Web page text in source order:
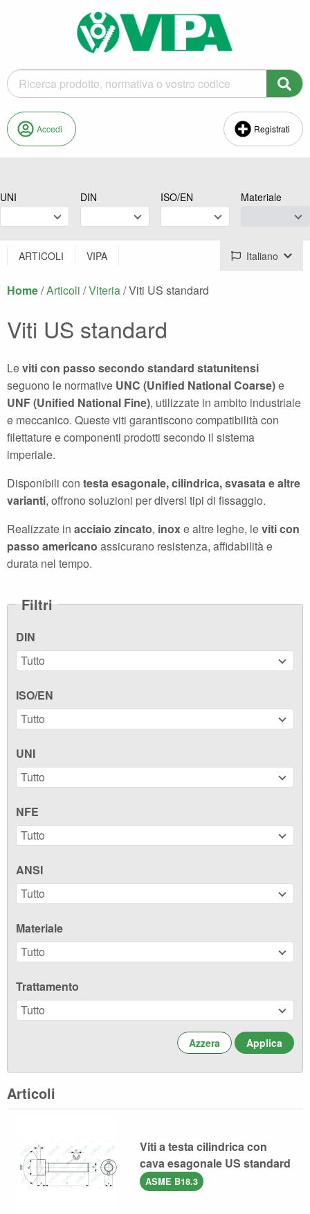
Accedi Registrati
UNI DIN ISO/EN Materiale
ARTICOLI VIPA Italiano
Home/Articoli /Viteria/Corrente:
Viti US standard
Viti US standard
Leviti con passo secondo standard statunitensi
seguono le normative UNC (Unified National Coarse)e
UNF (Unified National Fine), utilizzate in ambito industriale
e meccanico. Queste viti garantiscono compatibilità con
filettature e componenti prodotti secondo il sistema
imperiale.
Disponibili con testa esagonale, cilindrica, svasata e altre
varianti, offrono soluzioni per diversi tipi di fissaggio.
Realizzate in acciaio zincato, inoxe altre leghe, leviti con
passo americano assicurano resistenza, affidabilità e
durata nel tempo.
Filtri
DIN
Tutto
ISO/EN
Tutto
UNI
Tutto
NFE
Tutto
ANSI
Tutto
Materiale
Tutto
Trattamento
Tutto
Azzera
Articoli
Viti a testa cilindrica con
cava esagonale US standard
ASME B18.3